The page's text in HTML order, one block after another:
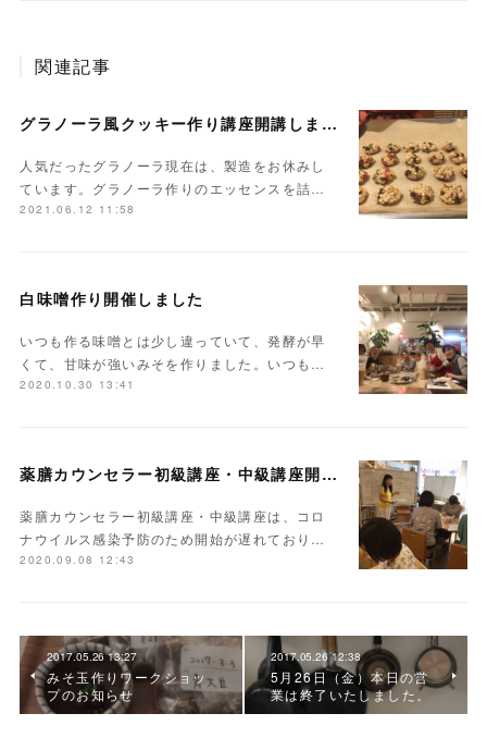
関連記事
グラノーラ風クッキー作り講座開講しました
人気だったグラノーラ現在は、製造をお休みし
ています。グラノーラ作りのエッセンスを詰…
2021.06.12 11:58
白味噌作り開催しました
いつも作る味噌とは少し違っていて、発酵が早
くて、甘味が強いみそを作りました。いつも…
2020.10.30 13:41
薬膳カウンセラー初級講座・中級講座開講しました
薬膳カウンセラー初級講座・中級講座は、コロ
ナウイルス感染予防のため開始が遅れており…
2020.09.08 12:43
2017.05.26 13:27
みそ玉作りワークショッ
プのお知らせ
2017.05.26 12:38
5月26日（金）本日の営
業は終了いたしました。